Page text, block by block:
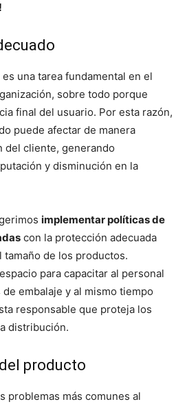
una tarea fundamental en el
sobre todo porque
final del usuario. Por esta razón,
puede afectar de manera
del cliente, generando
y disminución en la
implementar políticas de
con la protección adecuada
tamaño de los productos.
para capacitar al personal
embalaje y al mismo tiempo
responsable que proteja los
distribución.
producto
problemas más comunes al